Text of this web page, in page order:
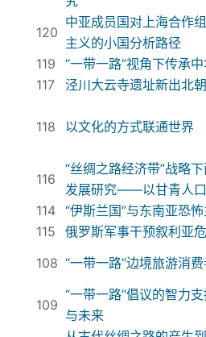
120
中亚成员国对上海合作
主义的小国分析路径
119
“一带一路”视角下传承
117
泾川大云寺遗址新出北
118 以文化的方式联通世界
116
“丝绸之路经济带”战略
发展研究——以甘青人口
114 “伊斯兰国”与东南亚恐
115
俄罗斯军事干预叙利亚
108 “一带一路”边境旅游消
109
“一带一路”倡议的智力
与未来